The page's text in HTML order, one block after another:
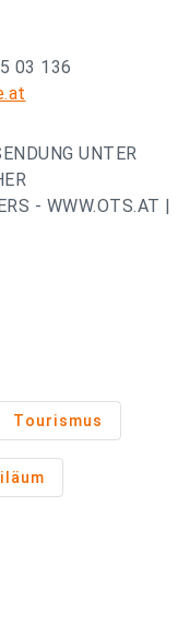
03 136
UNTER
- WWW.OTS.AT |
Tourismus